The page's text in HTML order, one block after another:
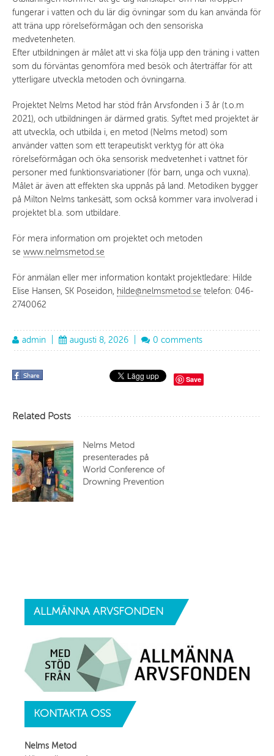
fungerar i vatten och du lär dig övningar som du kan använda för
att träna upp rörelseförmågan och den sensoriska
medvetenheten.
Efter utbildningen är målet att vi ska följa upp den träning i vatten
som du förväntas genomföra med besök och återträffar för att
ytterligare utveckla metoden och övningarna.
Projektet Nelms Metod har stöd från Arvsfonden i 3 år (t.o.m
2021), och utbildningen är därmed gratis. Syftet med projektet är
att utveckla, och utbilda i, en metod (Nelms metod) som
använder vatten som ett terapeutiskt verktyg för att öka
rörelseförmågan och öka sensorisk medvetenhet i vattnet för
personer med funktionsvariationer (för barn, unga och vuxna).
Målet är även att effekten ska uppnås på land. Metodiken bygger
på Milton Nelms tankesätt, som också kommer vara involverad i
projektet bl.a. som utbildare.
För mera information om projektet och metoden
se www.nelmsmetod.se
För anmälan eller mer information kontakt projektledare: Hilde
Elise Hansen, SK Poseidon, hilde@nelmsmetod.se telefon: 046-
2740062
admin augusti 8, 2026 0 comments
Save
Related Posts
Nelms Metod
presenterades på
World Conference of
Drowning Prevention
ALLMÄNNA ARVSFONDEN
KONTAKTAOSS
Nelms Metod